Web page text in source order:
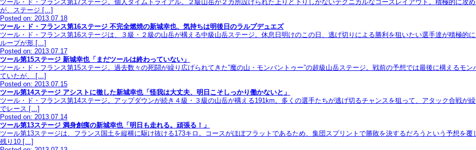
ツール・ド・フランス第17ステージ。個人タイムトライアル。２級山岳が２カ所設けられた上りと下りしかないテクニカルなコースレイアウト。積極的に攻
が、ステージ […]
Posted on: 2013.07.18
ツール・ド・フランス第16ステージ 不完全燃焼の新城幸也、気持ちは明後日のラルプデュエズ
ツール・ド・フランス第16ステージは、３級・２級の山岳が構える中級山岳ステージ。休息日明けのこの日、逃げ切りによる勝利を狙いたい選手達が積極的
ループが形 […]
Posted on: 2013.07.17
ツール第15ステージ 新城幸也「まだツールは終わっていない」
ツール・ド・フランス第15ステージ。過去数々の死闘が繰り広げられてきた”魔の山・モンバントゥー”の超級山岳ステージ。戦前の予想では最後に構えるモ
ていたが、 […]
Posted on: 2013.07.15
ツール第14ステージ アシストに徹した新城幸也「怪我は大丈夫、明日こそしっかり働かないと」
ツール・ド・フランス第14ステージ。アップダウンが続き４級・３級の山岳が構える191km。多くの選手たちが逃げ切るチャンスを狙って、アタック合戦が
でレース […]
Posted on: 2013.07.14
ツール第13ステージ 満身創痍の新城幸也「明日も走れる。頑張る！」
ツール第13ステージは、フランス国土を縦横に駆け抜ける173キロ。コースがほぼフラットであるため、集団スプリントで勝敗を決するだろうという予想を
残り10 […]